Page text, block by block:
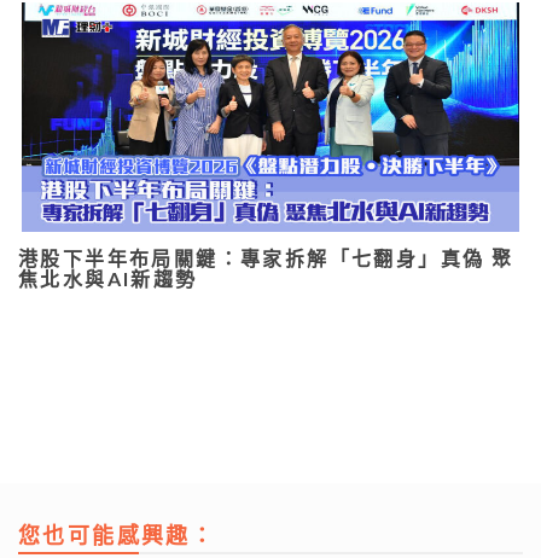
港股下半年布局關鍵：專家拆解「七翻身」真偽 聚
焦北水與AI新趨勢
您也可能感興趣：